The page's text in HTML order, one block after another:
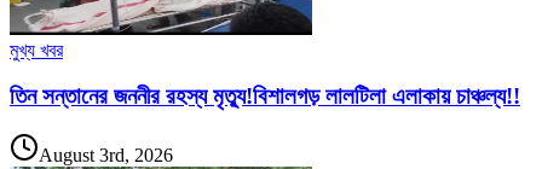
মুখ্য খবর
তিন সন্তানের জননীর রহস্য মৃত্যু!বিশালগড় লালটিলা এলাকায় চাঞ্চল্য!!
August 3rd, 2026